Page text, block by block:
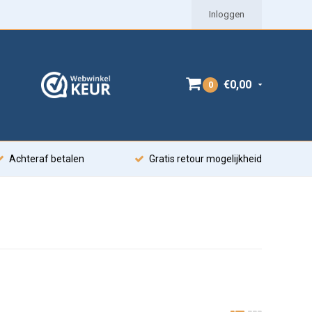
Inloggen
0 €0,00
Achteraf betalen Gratis retour mogelijkheid